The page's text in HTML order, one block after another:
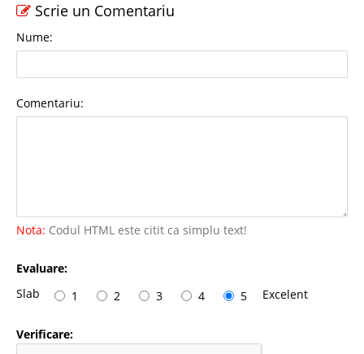
Scrie un Comentariu
Nume:
Comentariu:
Nota: Codul HTML este citit ca simplu text!
Evaluare:
Slab
1 2 3 4 5 Excelent
Verificare: